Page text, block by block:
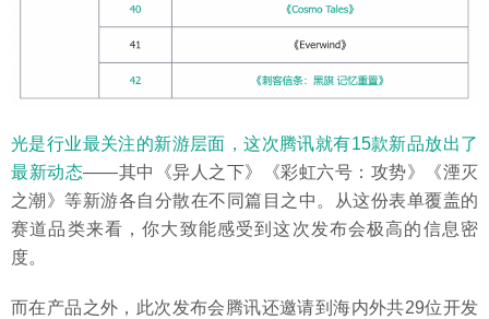
光是行业最关注的新游层面，这次腾讯就有15款新品放出了
最新动态——其中《异人之下》《彩虹六号：攻势》《湮灭
之潮》等新游各自分散在不同篇目之中。从这份表单覆盖的
赛道品类来看，你大致能感受到这次发布会极高的信息密
度。
而在产品之外，此次发布会腾讯还邀请到海内外共29位开发